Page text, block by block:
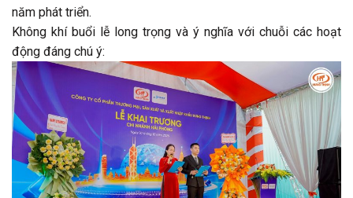
năm phát triển.
Không khí buổi lễ long trọng và ý nghĩa với chuỗi các hoạt
động đáng chú ý: